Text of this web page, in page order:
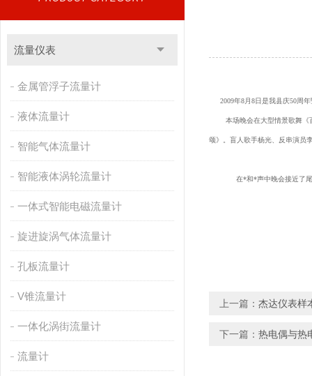
流量仪表
金属管浮子流量计
液体流量计
智能气体流量计
智能液体涡轮流量计
一体式智能电磁流量计
旋进旋涡气体流量计
孔板流量计
V锥流量计
一体化涡街流量计
流量计
2009年8月8日是我县庆50周
本场晚会在大型情景歌舞《百
颂》。盲人歌手杨光、反串演员
在*和*声中晚会接近了尾声，
上一篇： 杰达仪表样
下一篇： 热电偶与热